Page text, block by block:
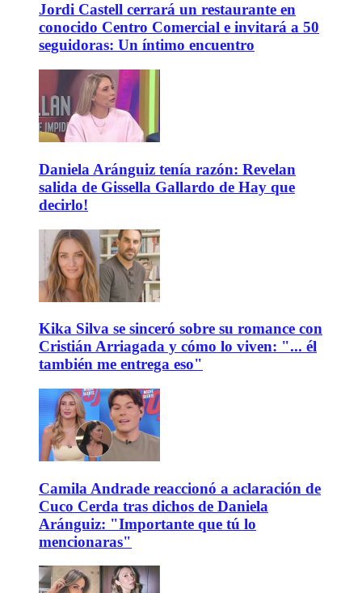
Jordi Castell cerrará un restaurante en
conocido Centro Comercial e invitará a 50
seguidoras: Un íntimo encuentro
Daniela Aránguiz tenía razón: Revelan
salida de Gissella Gallardo de Hay que
decirlo!
Kika Silva se sinceró sobre su romance con
Cristián Arriagada y cómo lo viven: "... él
también me entrega eso"
Camila Andrade reaccionó a aclaración de
Cuco Cerda tras dichos de Daniela
Aránguiz: "Importante que tú lo
mencionaras"